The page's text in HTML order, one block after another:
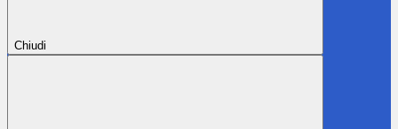
Chiudi